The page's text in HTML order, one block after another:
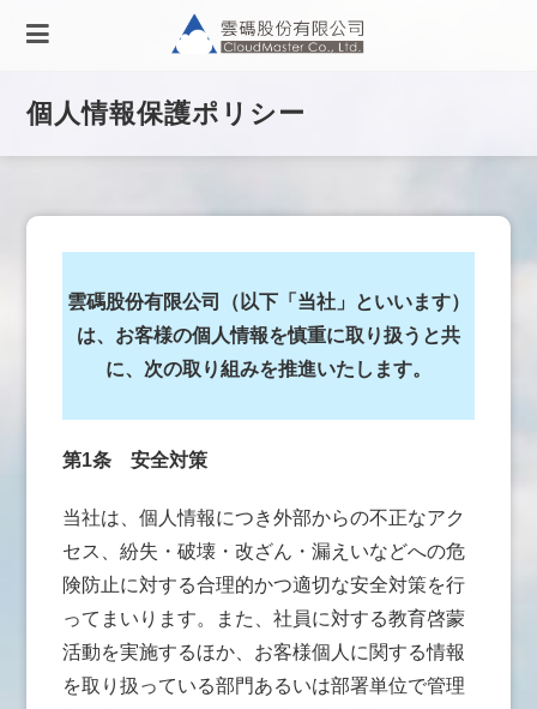
個人情報保護ポリシー
雲碼股份有限公司（以下「当社」といいます）
は、お客様の個人情報を慎重に取り扱うと共
に、次の取り組みを推進いたします。
第1条安全対策
当社は、個人情報につき外部からの不正なアク
セス、紛失・破壊・改ざん・漏えいなどへの危
険防止に対する合理的かつ適切な安全対策を行
ってまいります。また、社員に対する教育啓蒙
活動を実施するほか、お客様個人に関する情報
を取り扱っている部門あるいは部署単位で管理